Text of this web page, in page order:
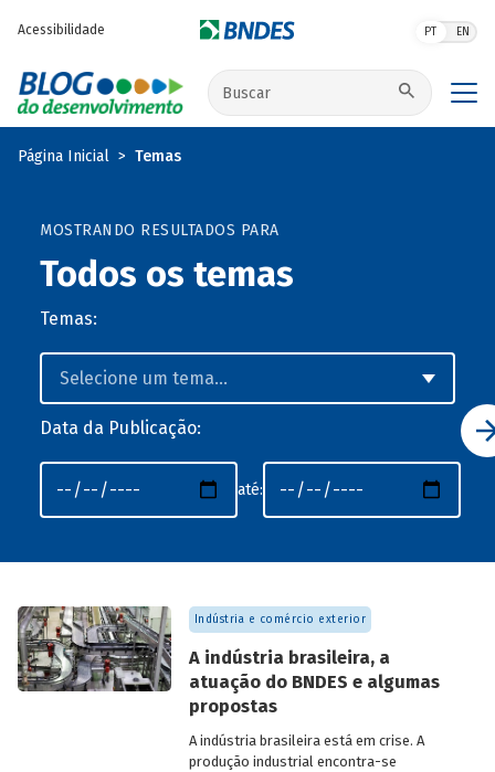
Acessibilidade PT EN
Buscar no site
Página Inicial Temas
MOSTRANDO RESULTADOS PARA
Todos os temas
Temas:
Data da Publicação:
até:
Indústria e comércio exterior
A indústria brasileira, a
atuação do BNDES e algumas
propostas
A indústria brasileira está em crise. A
produção industrial encontra-se